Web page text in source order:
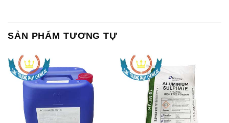
SẢN PHẨM TƯƠNG TỰ